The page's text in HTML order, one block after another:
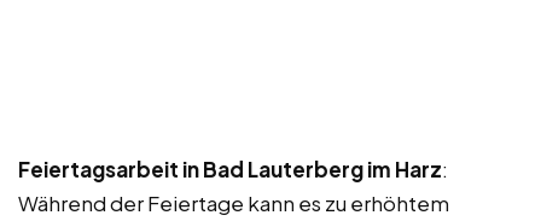
Feiertagsarbeit in Bad Lauterberg im Harz:
Während der Feiertage kann es zu erhöhtem